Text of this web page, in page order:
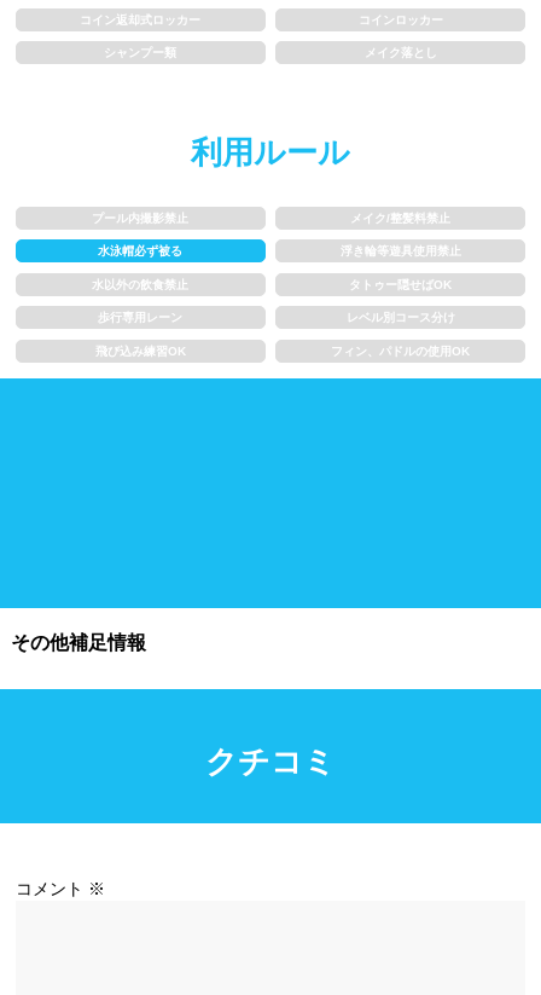
コイン返却式ロッカー コインロッカー
シャンプー類 メイク落とし
利用ルール
プール内撮影禁止 メイク/整髪料禁止
水泳帽必ず被る 浮き輪等遊具使用禁止
水以外の飲食禁止 タトゥー隠せばOK
歩行専用レーン レベル別コース分け
飛び込み練習OK フィン、パドルの使用OK
その他補足情報
クチコミ
コメント ※
歩行専用レーン レベル別コース分け
スクール
子供向け水泳教室 大人向け水泳教室
アクアビクス
レンタル
都度利用可能
プール情報